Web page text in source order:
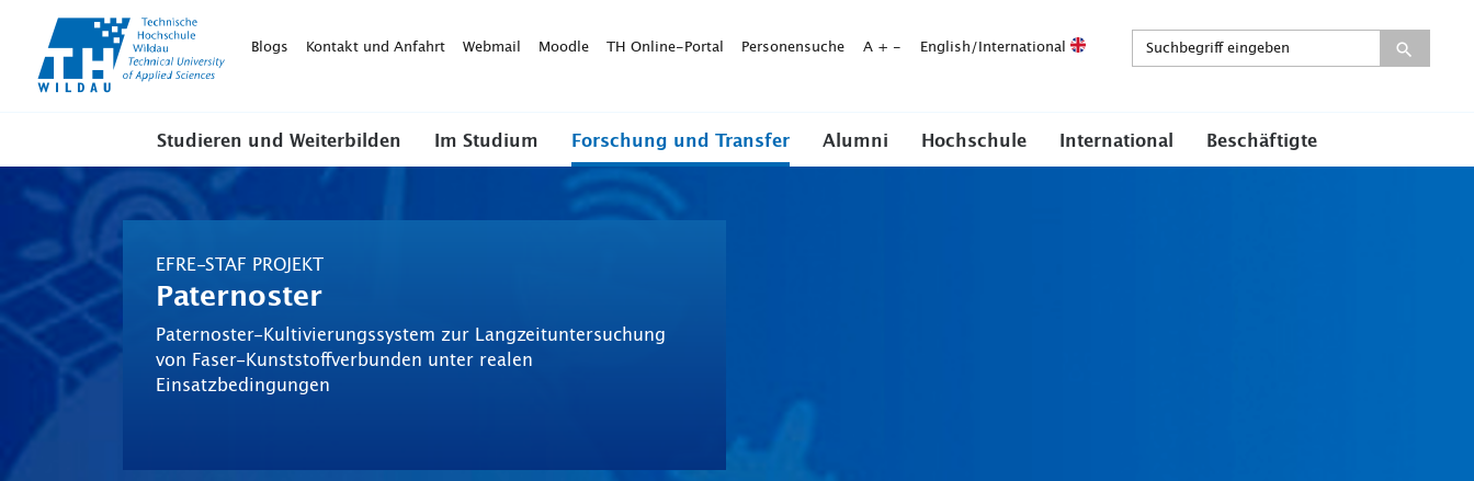
WildauBlogs Kontakt und Anfahrt Webmail Moodle TH Online-Portal Personensuche A + - English/International
Studieren und Weiterbilden Im Studium Forschung und Transfer Alumni Hochschule International Beschäftigte
EFRE-STAF PROJEKT
Paternoster
Paternoster-Kultivierungssystem zur Langzeituntersuchung
von Faser-Kunststoffverbunden unter realen
Einsatzbedingungen